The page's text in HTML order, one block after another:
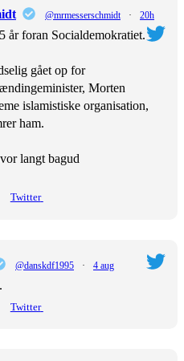
@mrmesserschmidt · 20h
år foran Socialdemokratiet.
gået op for
Morten
islamistiske organisation,
ham.
langt bagud
Twitter
@danskdf1995 · 4 aug
Twitter